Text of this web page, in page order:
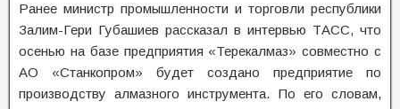
Ранее министр промышленности и торговли республики
Залим-Гери Губашиев рассказал в интервью ТАСС, что
осенью на базе предприятия «Терекалмаз» совместно с
АО «Станкопром» будет создано предприятие по
производству алмазного инструмента. По его словам,